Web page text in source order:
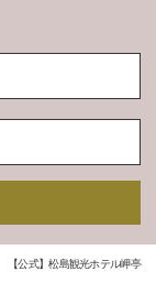
【公式】松島観光ホテル岬亭